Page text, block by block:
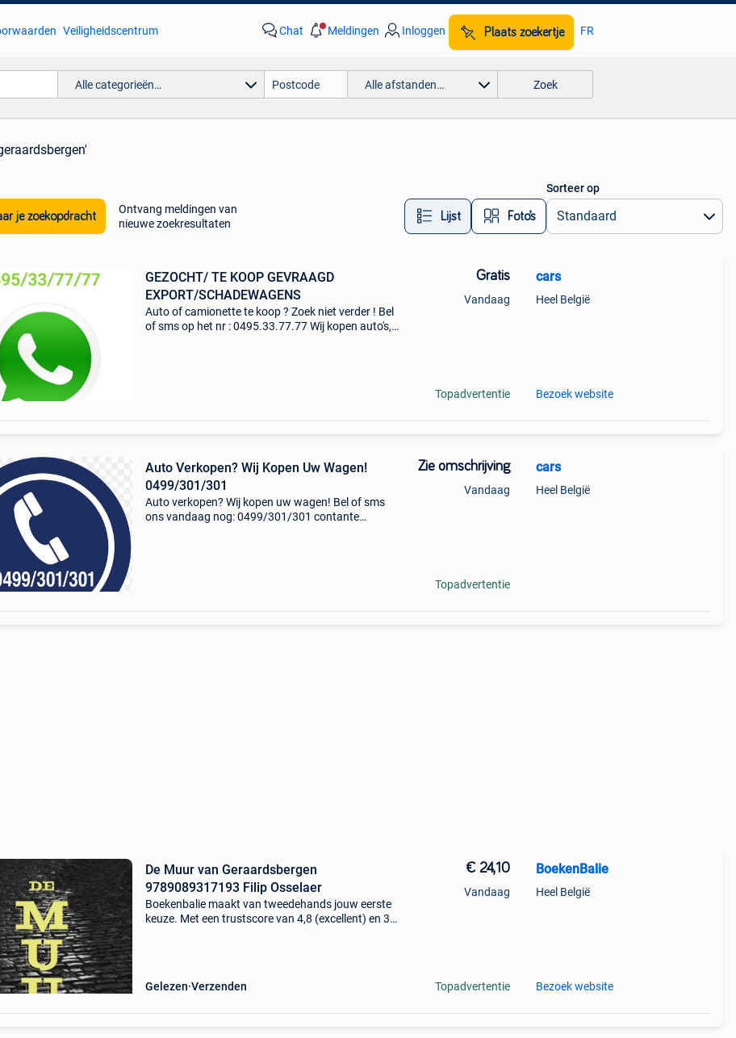
Veiligheidscentrum Chat Meldingen Inloggen Plaats zoekertje FR
Alle categorieën… Alle afstanden… Zoek
je zoekopdracht
Ontvang meldingen van
nieuwe zoekresultaten
Lijst Foto’s
Sorteer op
GEZOCHT/ TE KOOP GEVRAAGD
EXPORT/SCHADEWAGENS
Auto of camionette te koop ? Zoek niet verder ! Bel
of sms op het nr : 0495.33.77.77 Wij kopen auto's,
Gratis
Vandaag
Topadvertentie
cars
Heel België
Bezoek website
Auto Verkopen? Wij Kopen Uw Wagen!
0499/301/301
Auto verkopen? Wij kopen uw wagen! Bel of sms
ons vandaag nog: 0499/301/301 contante
Zie omschrijving
Vandaag
Topadvertentie
cars
Heel België
De Muur van Geraardsbergen
9789089317193 Filip Osselaer
Boekenbalie maakt van tweedehands jouw eerste
keuze. Met een trustscore van 4,8 (excellent) en 30
Gelezen Verzenden
€ 24,10
Vandaag
Topadvertentie
BoekenBalie
Heel België
Bezoek website